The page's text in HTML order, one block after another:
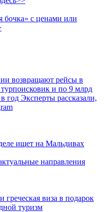
бочка» с ценами или
возвращают рейсы в
и по 9 млрд
год Эксперты рассказали,
ищет на Мальдивах
направления
виза в подарок
туризм